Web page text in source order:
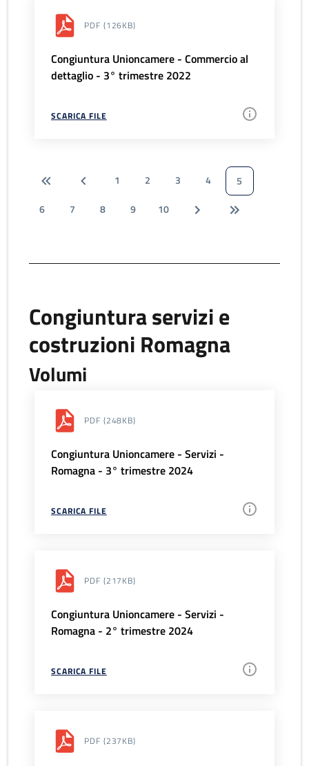
PDF (126KB)
Congiuntura Unioncamere - Commercio al
dettaglio - 3° trimestre 2022
SCARICA FILE
1 2 3 4
5
6
7 8 9 10
Congiuntura servizi e
costruzioni Romagna
Volumi
PDF (248KB)
Congiuntura Unioncamere - Servizi -
Romagna - 3° trimestre 2024
SCARICA FILE
PDF (217KB)
Congiuntura Unioncamere - Servizi -
Romagna - 2° trimestre 2024
SCARICA FILE
PDF (237KB)